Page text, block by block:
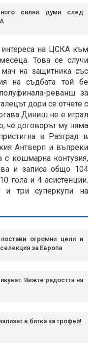
силни думи след
интереса на ЦСКА към
Това се случи
на защитника със
на съдбата той бе
реванш за
дори се отчете с
Диниш не е играл
че договорът му няма
в Разград в
Антверп и въпреки
с кошмарна контузия,
и записа общо 104
гола и 4 асистенции.
и три суперкупи на
огромни цели и
за Европа
Вижте радостта на
в битка за трофей!